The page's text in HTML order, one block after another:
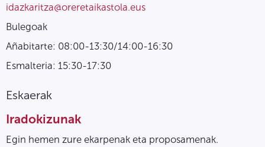
idazkaritza@oreretaikastola.eus
Bulegoak
Añabitarte: 08:00-13:30/14:00-16:30
Esmalteria: 15:30-17:30
Eskaerak
Iradokizunak
Egin hemen zure ekarpenak eta proposamenak.